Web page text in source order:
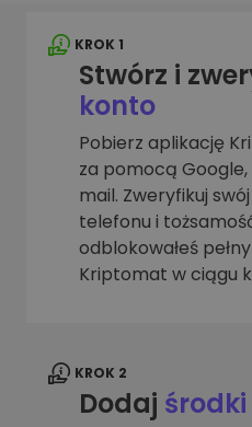
KROK 1
Stwórz i
konto
Pobierz aplikację
za pomocą
mail. Zweryfikuj
telefonu i
odblokowałeś
Kriptomat w ciągu
KROK 2
Dodaj środki